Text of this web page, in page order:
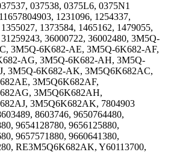
037538, 0375L6, 0375N1
1231096, 1254337,
1373584, 1465162, 1479055,
36000722, 36002480, 3M5Q-
3M5Q-6K682-AE, 3M5Q-6K682-AF,
AG, 3M5Q-6K682-AH, 3M5Q-
3M5Q-6K682-AK, 3M5Q6K682AC,
3M5Q6K682AF,
3M5Q6K682AH,
3M5Q6K682AK, 7804903
8603746, 9650764480,
9654128780, 9656125880,
9657571880, 9660641380,
RE3M5Q6K682AK, Y60113700,